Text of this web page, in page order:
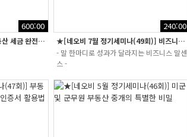
600:00
[네오비 9월 정기세미나] 부동산 세금 완전정복 _황규철
240:00
★[네오비 7월 정기세미나(49회)] 비즈니스 말센스 '스피치 특강'
- 말 한마디로 성과가 달라지는 비즈니스 말센
스 -